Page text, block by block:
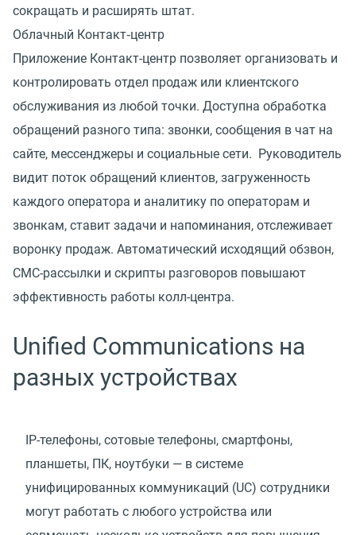
сокращать и расширять штат.
Облачный Контакт‑центр
Приложение Контакт-центр позволяет организовать и
контролировать отдел продаж или клиентского
обслуживания из любой точки. Доступна обработка
обращений разного типа: звонки, сообщения в чат на
сайте, мессенджеры и социальные сети. Руководитель
видит поток обращений клиентов, загруженность
каждого оператора и аналитику по операторам и
звонкам, ставит задачи и напоминания, отслеживает
воронку продаж. Автоматический исходящий обзвон,
СМС-рассылки и скрипты разговоров повышают
эффективность работы колл-центра.
Unified Communications на
разных устройствах
IP-телефоны, сотовые телефоны, смартфоны,
планшеты, ПК, ноутбуки — в системе
унифицированных коммуникаций (UC) сотрудники
могут работать с любого устройства или